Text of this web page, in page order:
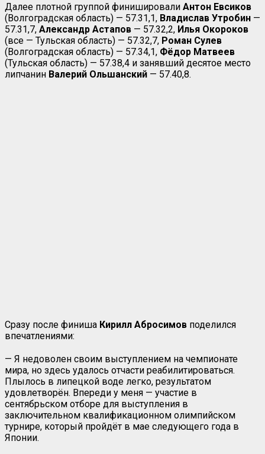
Далее плотной группой финишировали Антон Евсиков
(Волгоградская область) — 57.31,1, Владислав Утробин —
57.31,7, Александр Астапов — 57.32,2, Илья Окороков
(все — Тульская область) — 57.32,7, Роман Сулев
(Волгоградская область) — 57.34,1, Фёдор Матвеев
(Тульская область) — 57.38,4 и занявший десятое место
липчанин Валерий Ольшанский — 57.40,8.
Сразу после финиша Кирилл Абросимов поделился
впечатлениями:
— Я недоволен своим выступлением на чемпионате
мира, но здесь удалось отчасти реабилитироваться.
Плылось в липецкой воде легко, результатом
удовлетворён. Впереди у меня — участие в
сентябрьском отборе для выступления в
заключительном квалификационном олимпийском
турнире, который пройдёт в мае следующего года в
Японии.